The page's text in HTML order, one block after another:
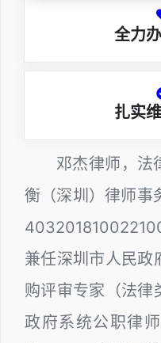
全力
扎实
邓杰律师，法
衡（深圳）律师事
兼任深圳市人民政
购评审专家（法律
政府系统公职律